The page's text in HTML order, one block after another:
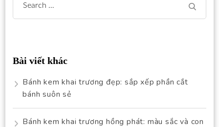
Search
for:
Bài viết khác
Bánh kem khai trương đẹp: sắp xếp phần cắt
bánh suôn sẻ
Bánh kem khai trương hồng phát: màu sắc và con